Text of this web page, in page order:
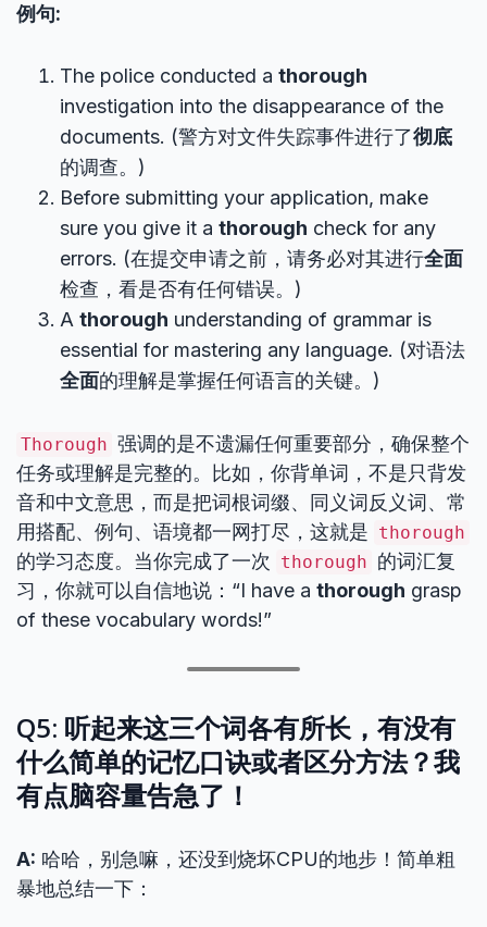
例句:
The police conducted a thorough
investigation into the disappearance of the
documents. (警方对文件失踪事件进行了彻底
的调查。)
Before submitting your application, make
sure you give it a thorough check for any
errors. (在提交申请之前，请务必对其进行全面
检查，看是否有任何错误。)
A thorough understanding of grammar is
essential for mastering any language. (对语法
全面的理解是掌握任何语言的关键。)
Thorough 强调的是不遗漏任何重要部分，确保整个
任务或理解是完整的。比如，你背单词，不是只背发
音和中文意思，而是把词根词缀、同义词反义词、常
用搭配、例句、语境都一网打尽，这就是 thorough
的学习态度。当你完成了一次 thorough 的词汇复
习，你就可以自信地说：“I have a thorough grasp
of these vocabulary words!”
Q5: 听起来这三个词各有所长，有没有
什么简单的记忆口诀或者区分方法？我
有点脑容量告急了！
A: 哈哈，别急嘛，还没到烧坏CPU的地步！简单粗
暴地总结一下：